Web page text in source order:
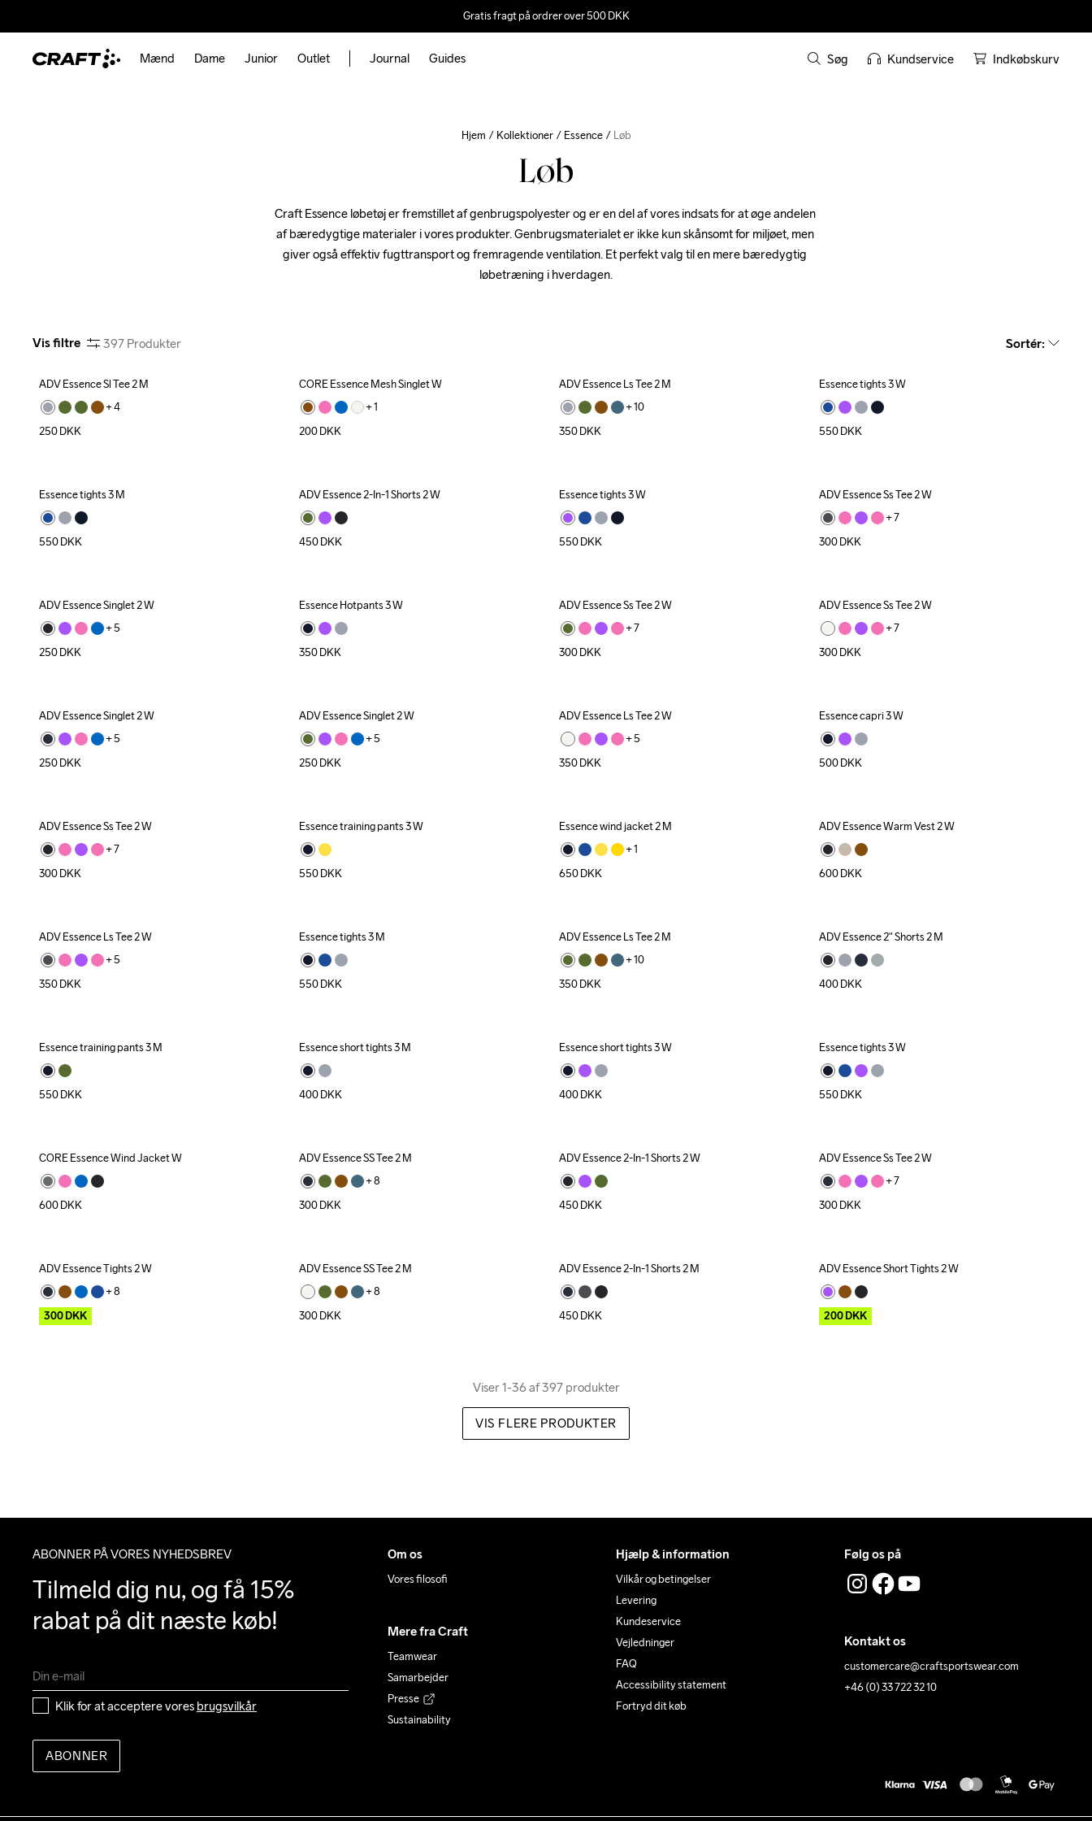
Gratis fragt på ordrer over 500 DKK
Mænd Dame Junior Outlet Journal Guides Søg Kundservice Indkøbskurv
Hjem Kollektioner Essence Løb
Løb
Craft Essence løbetøj er fremstillet af genbrugspolyester og er en del af vores indsats for at øge andelen
af bæredygtige materialer i vores produkter. Genbrugsmaterialet er ikke kun skånsomt for miljøet, men
giver også effektiv fugttransport og fremragende ventilation. Et perfekt valg til en mere bæredygtig
løbetræning i hverdagen.
Vis filtre 397 Produkter Sortér:
ADV Essence Sl Tee 2 M
+ 4
250DKK
CORE Essence Mesh Singlet W
+ 1
200DKK
ADV Essence Ls Tee 2 M
+ 10
350DKK
Essence tights 3 W
550DKK
Essence tights 3 M
550DKK
ADV Essence 2-In-1 Shorts 2 W
450DKK
Essence tights 3 W
550DKK
ADV Essence Ss Tee 2 W
+ 7
300DKK
ADV Essence Singlet 2 W
+ 5
250DKK
Essence Hotpants 3 W
350DKK
ADV Essence Ss Tee 2 W
+ 7
300DKK
ADV Essence Ss Tee 2 W
+ 7
300DKK
ADV Essence Singlet 2 W
+ 5
250DKK
ADV Essence Singlet 2 W
+ 5
250DKK
ADV Essence Ls Tee 2 W
+ 5
350DKK
Essence capri 3 W
500DKK
ADV Essence Ss Tee 2 W
+ 7
300DKK
Essence training pants 3 W
550DKK
Essence wind jacket 2 M
+ 1
650DKK
ADV Essence Warm Vest 2 W
600DKK
ADV Essence Ls Tee 2 W
+ 5
350DKK
Essence tights 3 M
550DKK
ADV Essence Ls Tee 2 M
+ 10
350DKK
ADV Essence 2" Shorts 2 M
400DKK
Essence training pants 3 M
550DKK
Essence short tights 3 M
400DKK
Essence short tights 3 W
400DKK
Essence tights 3 W
550DKK
CORE Essence Wind Jacket W
600DKK
ADV Essence SS Tee 2 M
+ 8
300DKK
ADV Essence 2-In-1 Shorts 2 W
450DKK
ADV Essence Ss Tee 2 W
+ 7
300DKK
Outlet
ADV Essence Tights 2 W
+ 8
300DKK
ADV Essence SS Tee 2 M
+ 8
300DKK
ADV Essence 2-In-1 Shorts 2 M
450DKK
Outlet
ADV Essence Short Tights 2 W
200DKK
Viser 1-36 af 397 produkter
VIS FLERE PRODUKTER
ABONNER PÅ VORES NYHEDSBREV
Tilmeld dig nu, og få 15%
rabat på dit næste køb!
Klik for at acceptere vores brugsvilkår
ABONNER
Om os
Vores filosofi
Mere fra Craft
Teamwear
Samarbejder
Presse
Sustainability
Hjælp & information
Vilkår og betingelser
Levering
Kundeservice
Vejledninger
FAQ
Accessibility statement
Fortryd dit køb
Følg os på
Kontakt os
customercare@craftsportswear.com
+46 (0) 33 722 32 10